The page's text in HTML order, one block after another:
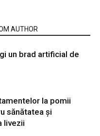
AUTHOR
un brad artificial de
la pomii
sănătatea și
livezii